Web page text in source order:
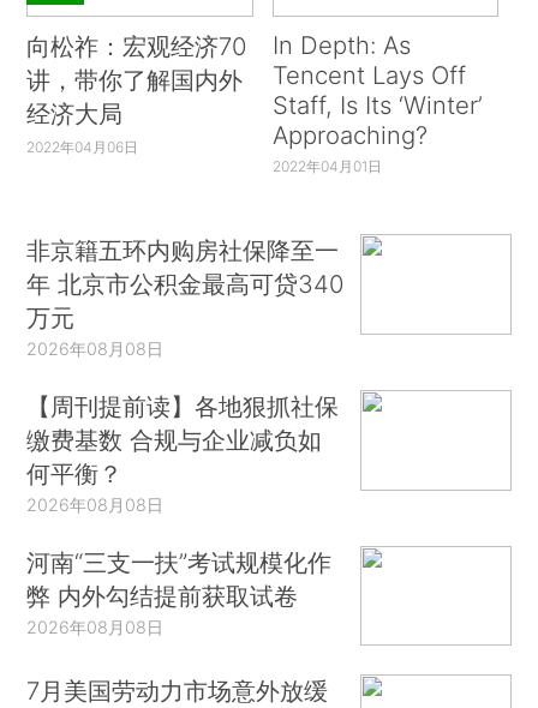
向松祚：宏观经济70
讲，带你了解国内外
经济大局
2022年04月06日
In Depth: As
Tencent Lays Off
Staff, Is Its ‘Winter’
Approaching?
2022年04月01日
非京籍五环内购房社保降至一
年 北京市公积金最高可贷340
万元
2026年08月08日
【周刊提前读】各地狠抓社保
缴费基数 合规与企业减负如
何平衡？
2026年08月08日
河南“三支一扶”考试规模化作
弊 内外勾结提前获取试卷
2026年08月08日
7月美国劳动力市场意外放缓